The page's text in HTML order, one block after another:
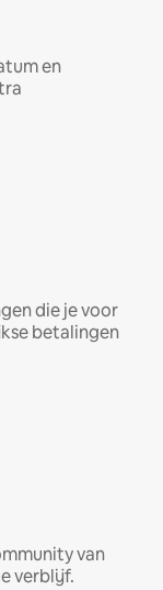
en
die je voor
betalingen
van
verblijf.